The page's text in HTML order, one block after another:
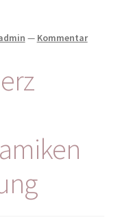
— Kommentar